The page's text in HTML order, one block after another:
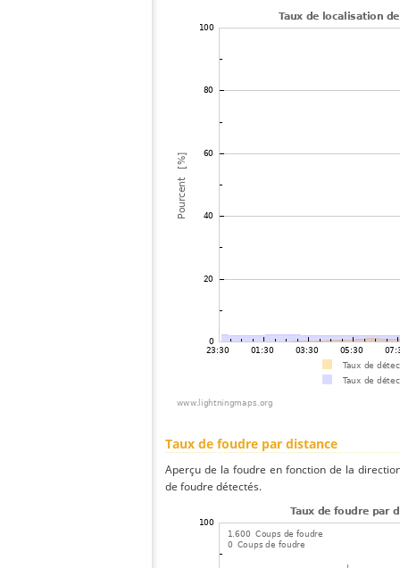
Taux de foudre par distance
Aperçu de la foudre en fonction de la
de foudre détectés.